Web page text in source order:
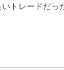
トレードだっ